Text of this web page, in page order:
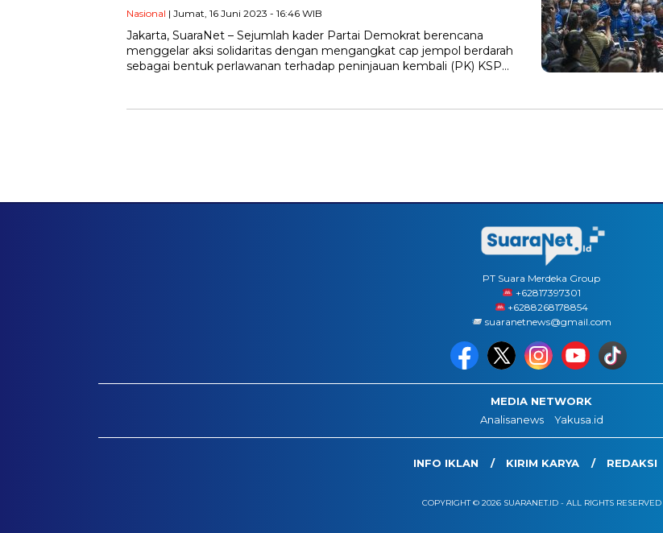
Nasional | Jumat, 16 Juni 2023 - 16:46 WIB
Jakarta, SuaraNet – Sejumlah kader Partai Demokrat berencana
menggelar aksi solidaritas dengan mengangkat cap jempol berdarah
sebagai bentuk perlawanan terhadap peninjauan kembali (PK) KSP…
PT Suara Merdeka Group
‪+62817397301
+6288268178854
suaranetnews@gmail.com
MEDIA NETWORK
Analisanews
Yakusa.id
INFO IKLAN KIRIM KARYA REDAKSI
COPYRIGHT © 2026 SUARANET.ID - ALL RIGHTS RESERVED